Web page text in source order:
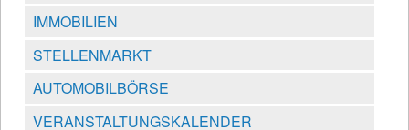
IMMOBILIEN
STELLENMARKT
AUTOMOBILBÖRSE
VERANSTALTUNGSKALENDER